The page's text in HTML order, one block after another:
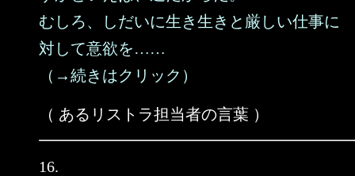
むしろ、しだいに生き生きと厳しい仕事に
対して意欲を……
（→続きはクリック）
（ あるリストラ担当者の言葉 ）
16.